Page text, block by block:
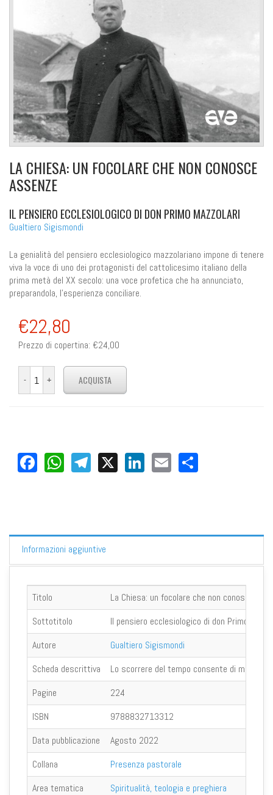
LA CHIESA: UN FOCOLARE CHE NON CONOSCE
ASSENZE
IL PENSIERO ECCLESIOLOGICO DI DON PRIMO MAZZOLARI
Gualtiero Sigismondi
La genialità del pensiero ecclesiologico mazzolariano impone di tenere
viva la voce di uno dei protagonisti del cattolicesimo italiano della
prima metà del XX secolo: una voce profetica che ha annunciato,
preparandola, l’esperienza conciliare.
€22,80
Prezzo di copertina: €24,00
Facebook
WhatsApp
Telegram
X LinkedIn
Email
Informazioni aggiuntive
Titolo
La Chiesa: un focolare che non conosce
Sottotitolo
Il pensiero ecclesiologico di don Primo
Autore
Gualtiero Sigismondi
Scheda descrittiva
Lo scorrere del tempo consente di
Pagine
224
ISBN
9788832713312
Data pubblicazione
Agosto 2022
Collana
Presenza pastorale
Area tematica
Spiritualità, teologia e preghiera